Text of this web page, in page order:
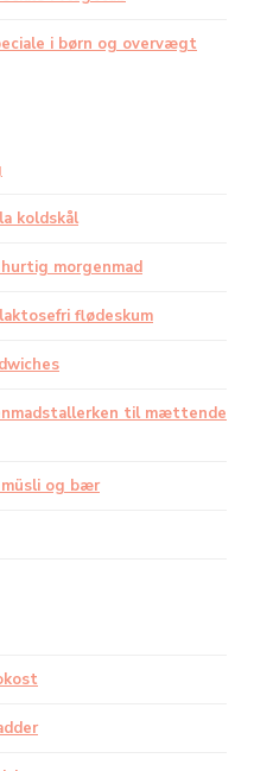
i børn og overvægt
koldskål
morgenmad
flødeskum
til mættende
müsli og bær